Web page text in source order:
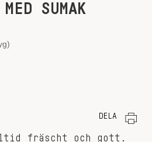
SUMAK
DELA
fräscht och gott.